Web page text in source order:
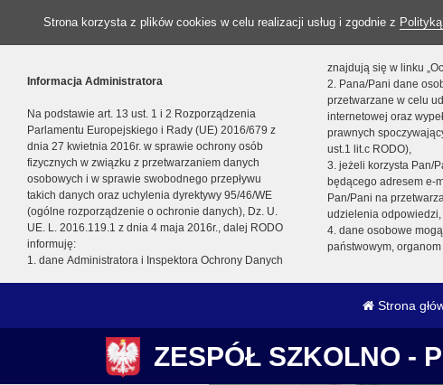
Strona korzysta z plików cookies w celu realizacji usług i zgodnie z
Informacja Administratora
Na podstawie art. 13 ust. 1 i 2 Rozporządzenia
Parlamentu Europejskiego i Rady (UE) 2016/679 z
dnia 27 kwietnia 2016r. w sprawie ochrony osób
fizycznych w związku z przetwarzaniem danych
osobowych i w sprawie swobodnego przepływu
takich danych oraz uchylenia dyrektywy 95/46/WE
(ogólne rozporządzenie o ochronie danych), Dz. U.
UE. L. 2016.119.1 z dnia 4 maja 2016r., dalej RODO
informuję:
1. dane Administratora i Inspektora Ochrony Danych
znajdują się w linku
2. Pana/Pani dane
przetwarzane w celu
internetowej oraz
prawnych
ust.1 lit.c RODO),
3. jeżeli korzysta Pan/
będącego adresem e-
Pan/Pani na
udzielenia odpowiedzi,
4. dane osobowe
państwowym,
Strona
ZESPÓŁ SZKOLNO -